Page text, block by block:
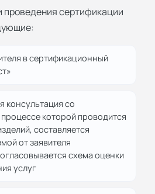
сертификации
в сертификационный
консультация со
которой проводится
составляется
от заявителя
схема оценки
услуг